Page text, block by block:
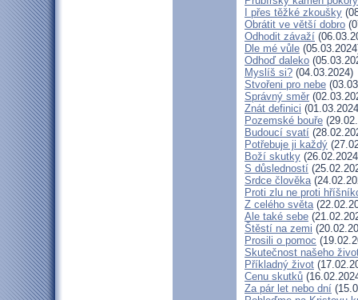
I přes těžké zkoušky
Obrátit ve větší dobro
Odhodit závaží
Dle mé vůle
Odhoď daleko
Myslíš si? (04.03.2024)
Stvořeni pro nebe
Správný směr
Znát definici
Pozemské bouře
Budoucí svatí
Potřebuje ji každý
Boží skutky
S důsledností
Srdce člověka
Proti zlu ne proti
Z celého světa
Ale také sebe
Štěstí na zemi
Prosili o pomoc
Skutečnost našeho
Příkladný život
Cenu skutků
Za pár let nebo dní